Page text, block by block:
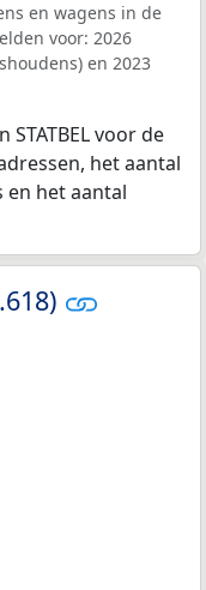
en wagens in de
voor: 2026
en 2023
voor de
het aantal
en het aantal